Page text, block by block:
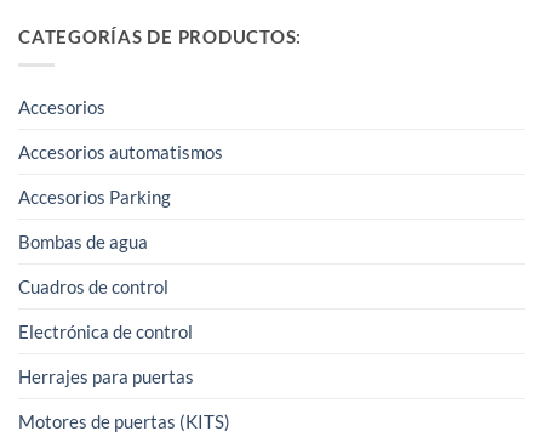
CATEGORÍAS DE PRODUCTOS:
Accesorios
Accesorios automatismos
Accesorios Parking
Bombas de agua
Cuadros de control
Electrónica de control
Herrajes para puertas
Motores de puertas (KITS)